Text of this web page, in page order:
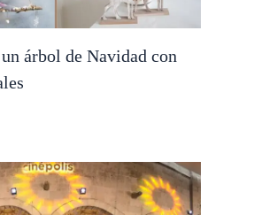
árbol de Navidad con